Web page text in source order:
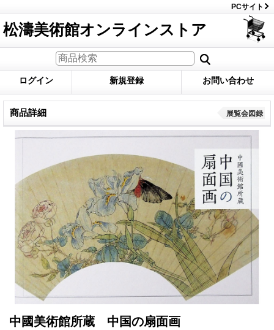
PCサイト
松濤美術館オンラインストア
ログイン 新規登録 お問い合わせ
商品詳細 展覧会図録
中國美術館所蔵 中国の扇面画